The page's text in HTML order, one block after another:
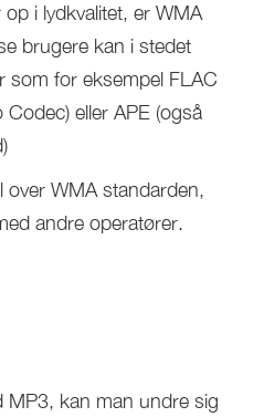
i lydkvalitet, er WMA
brugere kan i stedet
som for eksempel FLAC
eller APE (også
WMA standarden,
andre operatører.
MP3, kan man undre sig